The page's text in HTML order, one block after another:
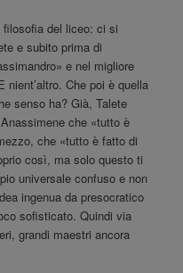
del liceo: ci si
e subito prima di
e nel migliore
nient’altro. Che poi è quella
senso ha? Già, Talete
che «tutto è
che «tutto è fatto di
così, ma solo questo ti
universale confuso e non
ingenua da presocratico
sofisticato. Quindi via
grandi maestri ancora